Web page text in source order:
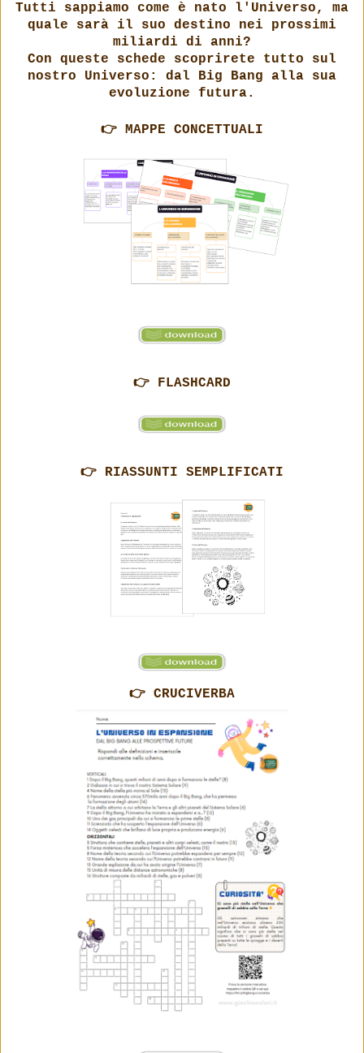
Tutti sappiamo come è nato l'Universo, ma
quale sarà il suo destino nei prossimi
miliardi di anni?
Con queste schede scoprirete tutto sul
nostro Universo: dal Big Bang alla sua
evoluzione futura.
👉 MAPPE CONCETTUALI
👉 FLASHCARD
👉 RIASSUNTI SEMPLIFICATI
👉 CRUCIVERBA